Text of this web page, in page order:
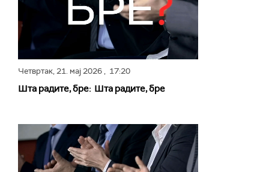
Четвртак,21. мај 2026, 17:20
Шта радите, бре: Шта радите, бре